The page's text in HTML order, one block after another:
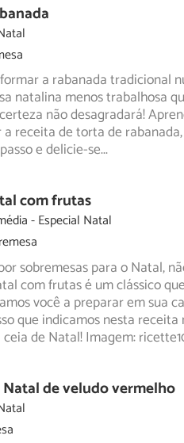
a rabanada tradicional
natalina menos trabalhosa
não desagradará!
receita de torta de
e delicie-se...
com frutas
Especial Natal
sobremesas para o Natal,
com frutas é um clássico
você a preparar em sua
que indicamos nesta
de Natal! Imagem:
de veludo vermelho